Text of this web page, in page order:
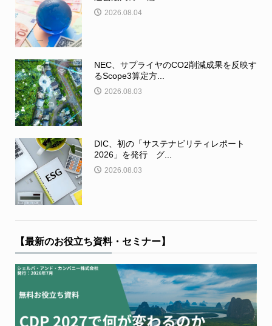
2026.08.04
NEC、サプライヤのCO2削減成果を反映す
るScope3算定方...
2026.08.03
DIC、初の「サステナビリティレポート
2026」を発行 グ...
2026.08.03
【最新のお役立ち資料・セミナー】